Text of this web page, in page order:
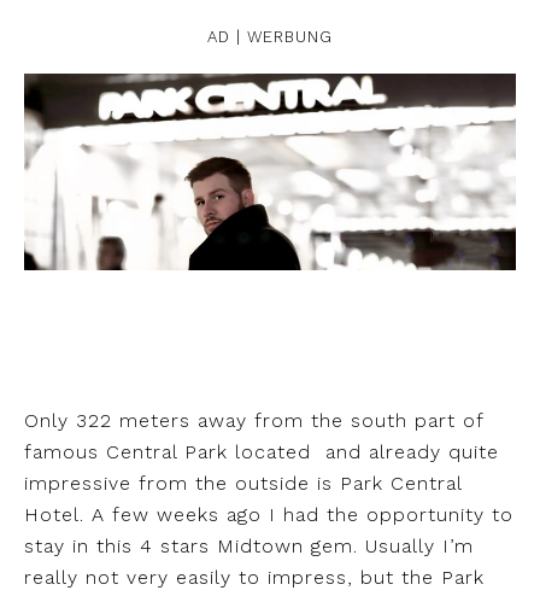
AD | WERBUNG
Only 322 meters away from the south part of
famous Central Park located and already quite
impressive from the outside is Park Central
Hotel. A few weeks ago I had the opportunity to
stay in this 4 stars Midtown gem. Usually I’m
really not very easily to impress, but the Park